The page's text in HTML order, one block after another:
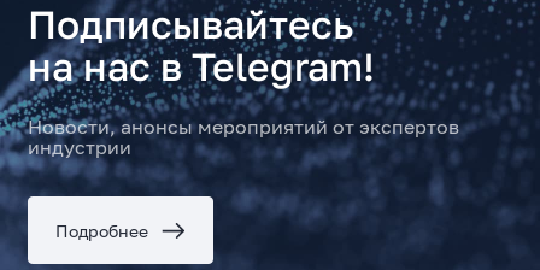
Подписывайтесь
на нас в Telegram!
Новости, анонсы мероприятий от экспертов
индустрии
Подробнее